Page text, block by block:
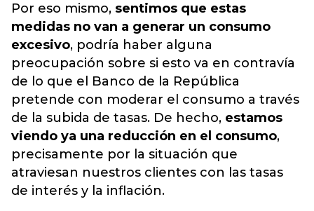
Por eso mismo, sentimos que estas
medidas no van a generar un consumo
excesivo, podría haber alguna
preocupación sobre si esto va en contravía
de lo que el Banco de la República
pretende con moderar el consumo a través
de la subida de tasas. De hecho, estamos
viendo ya una reducción en el consumo,
precisamente por la situación que
atraviesan nuestros clientes con las tasas
de interés y la inflación.